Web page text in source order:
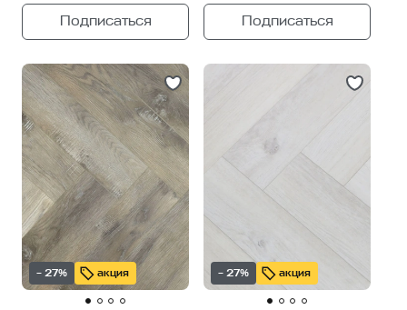
Подписаться Подписаться
– 27% акция – 27% акция